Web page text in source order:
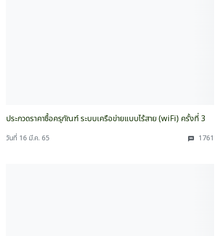
ประกวดราคาซื้อครุภัณฑ์ ระบบเครือข่ายแบบไร้สาย (wiFi) ครั้งที่ 3
วันที่ 16 มี.ค. 65 1761